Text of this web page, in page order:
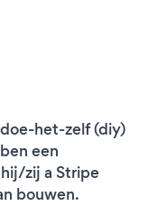
het-zelf (diy)
een
zij a Stripe
bouwen.